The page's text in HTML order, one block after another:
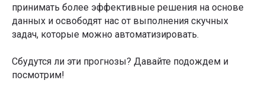
принимать более эффективные решения на основе
данных и освободят нас от выполнения скучных
задач, которые можно автоматизировать.
Сбудутся ли эти прогнозы? Давайте подождем и
посмотрим!